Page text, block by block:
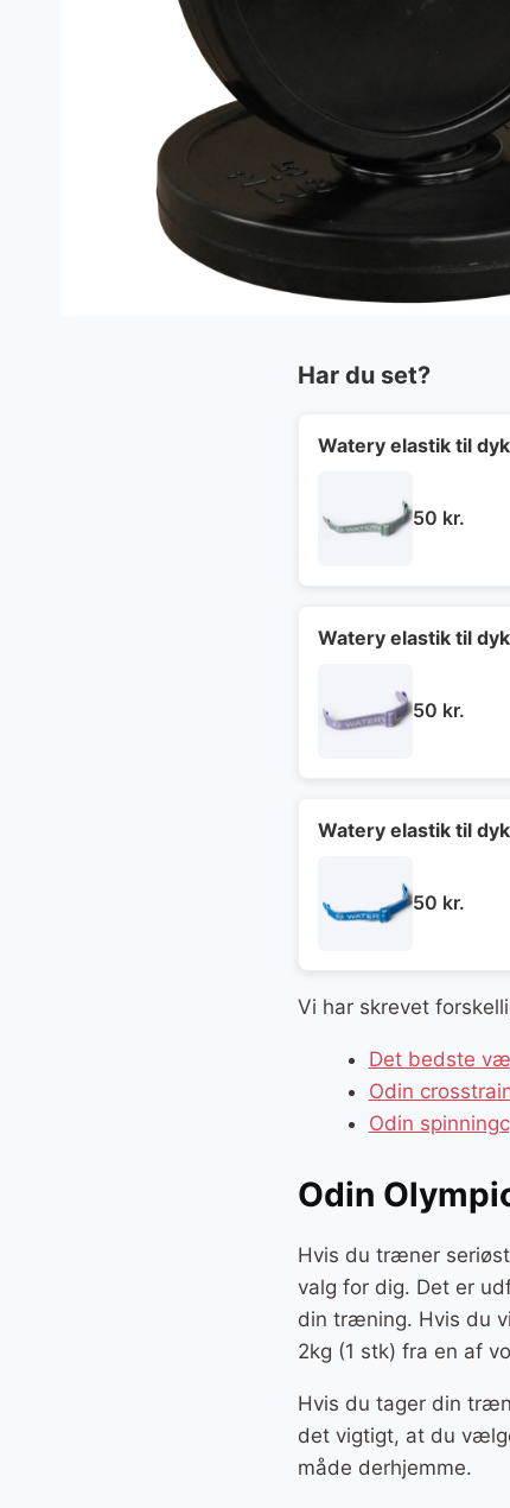
Har du set?
Watery elastik til
50 kr.
Watery elastik til
50 kr.
Watery elastik til
50 kr.
Vi har skrevet
Det bedste
Odin
Odin
Odin
Hvis du træner
valg for dig. Det er
din træning. Hvis du
2kg (1 stk) fra en af
Hvis du tager din
det vigtigt, at du
måde derhjemme.